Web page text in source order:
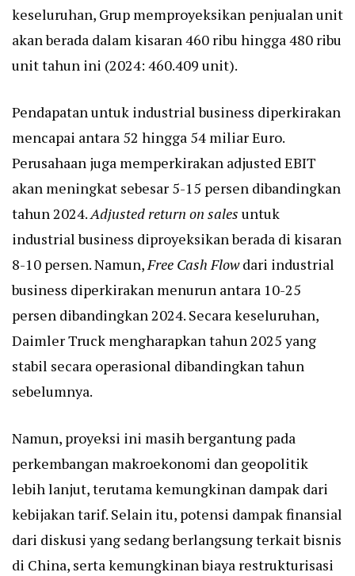
keseluruhan, Grup memproyeksikan penjualan unit
akan berada dalam kisaran 460 ribu hingga 480 ribu
unit tahun ini (2024: 460.409 unit).
Pendapatan untuk industrial business diperkirakan
mencapai antara 52 hingga 54 miliar Euro.
Perusahaan juga memperkirakan adjusted EBIT
akan meningkat sebesar 5-15 persen dibandingkan
tahun 2024.Adjusted return on sales untuk
industrial business diproyeksikan berada di kisaran
8-10 persen. Namun,Free Cash Flowdari industrial
business diperkirakan menurun antara 10-25
persen dibandingkan 2024. Secara keseluruhan,
Daimler Truck mengharapkan tahun 2025 yang
stabil secara operasional dibandingkan tahun
sebelumnya.
Namun, proyeksi ini masih bergantung pada
perkembangan makroekonomi dan geopolitik
lebih lanjut, terutama kemungkinan dampak dari
kebijakan tarif. Selain itu, potensi dampak finansial
dari diskusi yang sedang berlangsung terkait bisnis
di China, serta kemungkinan biaya restrukturisasi